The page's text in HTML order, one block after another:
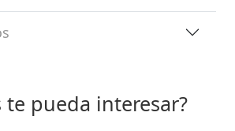
te pueda interesar?